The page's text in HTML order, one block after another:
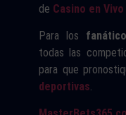
de Casino en Vivo
Para los
todas las
para que
deportivas.